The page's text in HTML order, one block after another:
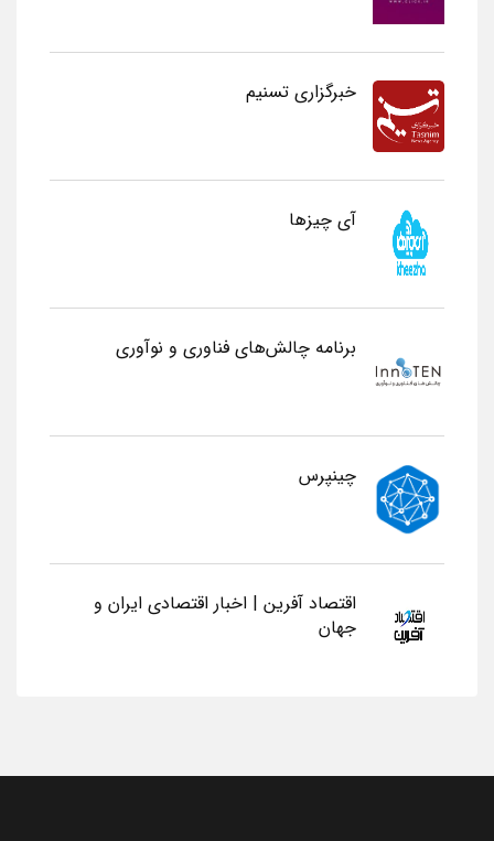
خبرگزاری تسنیم
آی چیزها
برنامه چالش‌های فناوری و نوآوری
چینپرس
اقتصاد آفرین | اخبار اقتصادی ایران و
جهان